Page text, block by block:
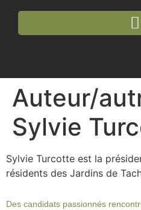
Auteur/
Sylvie
Sylvie Turcotte est la
résidents des Jardins de
Des candidats passionnés